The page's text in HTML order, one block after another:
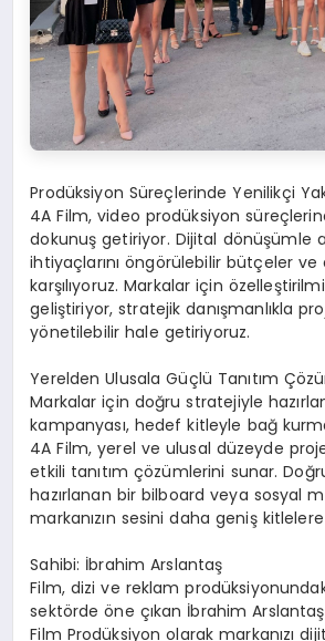
Prodüksiyon Süreçlerinde Yenilikçi
4A Film, video prodüksiyon
dokunuş getiriyor. Dijital dönüşümle
ihtiyaçlarını öngörülebilir bütçeler
karşılıyoruz. Markalar için
geliştiriyor, stratejik danışmanlıkla
yönetilebilir hale getiriyoruz.
Yerelden Ulusala Güçlü Tanıtım
Markalar için doğru stratejiyle
kampanyası, hedef kitleyle bağ
4A Film, yerel ve ulusal düzeyde
etkili tanıtım çözümlerini sunar.
hazırlanan bir bilboard veya sosyal
markanızın sesini daha geniş
Sahibi: İbrahim Arslantaş
Film, dizi ve reklam
sektörde öne çıkan İbrahim
Film Prodüksiyon olarak markanızı